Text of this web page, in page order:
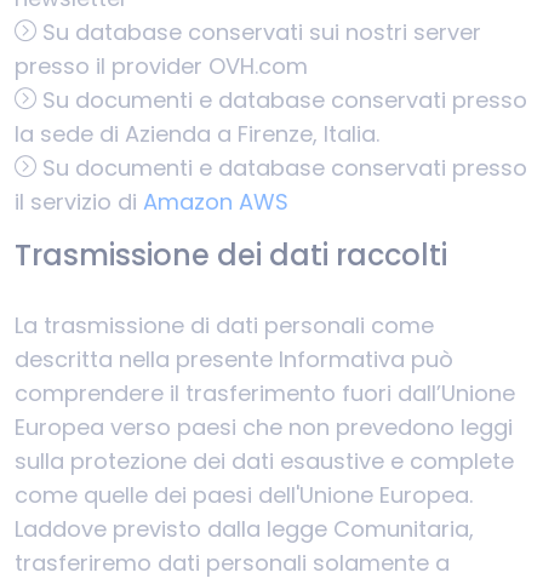
Su database conservati sui nostri server
presso il provider OVH.com
Su documenti e database conservati presso
la sede di Azienda a Firenze, Italia.
Su documenti e database conservati presso
il servizio di Amazon AWS
Trasmissione dei dati raccolti
La trasmissione di dati personali come
descritta nella presente Informativa può
comprendere il trasferimento fuori dall’Unione
Europea verso paesi che non prevedono leggi
sulla protezione dei dati esaustive e complete
come quelle dei paesi dell'Unione Europea.
Laddove previsto dalla legge Comunitaria,
trasferiremo dati personali solamente a